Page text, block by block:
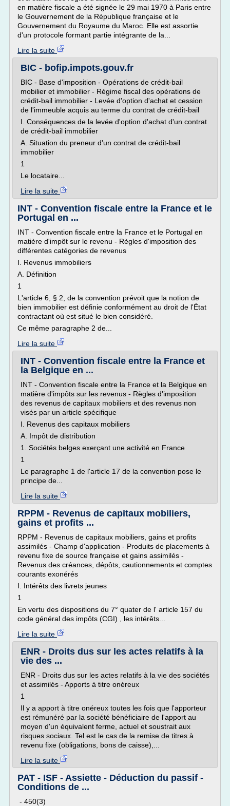
en matière fiscale a été signée le 29 mai 1970 à Paris entre
le Gouvernement de la République française et le
Gouvernement du Royaume du Maroc. Elle est assortie
d'un protocole formant partie intégrante de la...
Lire la suite
BIC - bofip.impots.gouv.fr
BIC - Base d'imposition - Opérations de crédit-bail
mobilier et immobilier - Régime fiscal des opérations de
crédit-bail immobilier - Levée d'option d'achat et cession
de l'immeuble acquis au terme du contrat de crédit-bail
I. Conséquences de la levée d'option d'achat d'un contrat
de crédit-bail immobilier
A. Situation du preneur d'un contrat de crédit-bail
immobilier
1
Le locataire...
Lire la suite
INT - Convention fiscale entre la France et le
Portugal en ...
INT - Convention fiscale entre la France et le Portugal en
matière d'impôt sur le revenu - Règles d'imposition des
différentes catégories de revenus
I. Revenus immobiliers
A. Définition
1
L'article 6, § 2, de la convention prévoit que la notion de
bien immobilier est définie conformément au droit de l'État
contractant où est situé le bien considéré.
Ce même paragraphe 2 de...
Lire la suite
INT - Convention fiscale entre la France et
la Belgique en ...
INT - Convention fiscale entre la France et la Belgique en
matière d'impôts sur les revenus - Règles d'imposition
des revenus de capitaux mobiliers et des revenus non
visés par un article spécifique
I. Revenus des capitaux mobiliers
A. Impôt de distribution
1. Sociétés belges exerçant une activité en France
1
Le paragraphe 1 de l'article 17 de la convention pose le
principe de...
Lire la suite
RPPM - Revenus de capitaux mobiliers,
gains et profits ...
RPPM - Revenus de capitaux mobiliers, gains et profits
assimilés - Champ d'application - Produits de placements à
revenu fixe de source française et gains assimilés -
Revenus des créances, dépôts, cautionnements et comptes
courants exonérés
I. Intérêts des livrets jeunes
1
En vertu des dispositions du 7° quater de l' article 157 du
code général des impôts (CGI) , les intérêts...
Lire la suite
ENR - Droits dus sur les actes relatifs à la
vie des ...
ENR - Droits dus sur les actes relatifs à la vie des sociétés
et assimilés - Apports à titre onéreux
1
Il y a apport à titre onéreux toutes les fois que l'apporteur
est rémunéré par la société bénéficiaire de l'apport au
moyen d'un équivalent ferme, actuel et soustrait aux
risques sociaux. Tel est le cas de la remise de titres à
revenu fixe (obligations, bons de caisse),...
Lire la suite
PAT - ISF - Assiette - Déduction du passif -
Conditions de ...
- 450(3)